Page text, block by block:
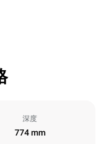
深度
774 mm